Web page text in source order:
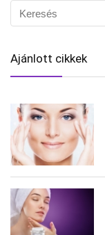
Ajánlott cikkek